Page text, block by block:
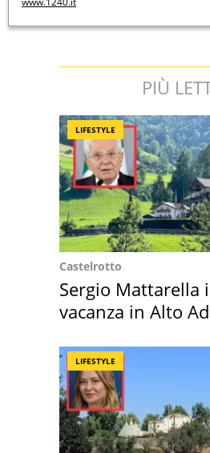
PIÙ
LIFESTYLE
Castelrotto
Sergio Mattarella
vacanza in Alto
LIFESTYLE